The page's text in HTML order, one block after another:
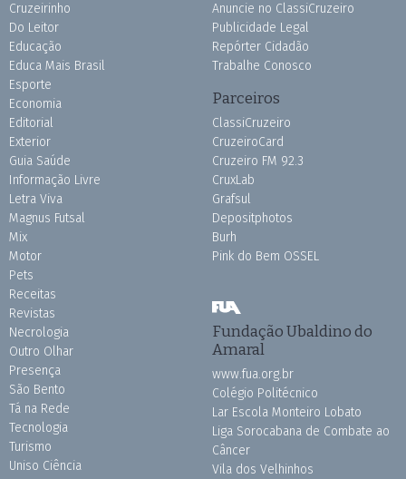
Cruzeirinho
Do Leitor
Educação
Educa Mais Brasil
Esporte
Economia
Editorial
Exterior
Guia Saúde
Informação Livre
Letra Viva
Magnus Futsal
Mix
Motor
Pets
Receitas
Revistas
Necrologia
Outro Olhar
Presença
São Bento
Tá na Rede
Tecnologia
Turismo
Uniso Ciência
Anuncie no ClassiCruzeiro
Publicidade Legal
Repórter Cidadão
Trabalhe Conosco
Parceiros
ClassiCruzeiro
CruzeiroCard
Cruzeiro FM 92.3
CruxLab
Grafsul
Depositphotos
Burh
Pink do Bem OSSEL
Fundação Ubaldino do
Amaral
www.fua.org.br
Colégio Politécnico
Lar Escola Monteiro Lobato
Liga Sorocabana de Combate ao
Câncer
Vila dos Velhinhos